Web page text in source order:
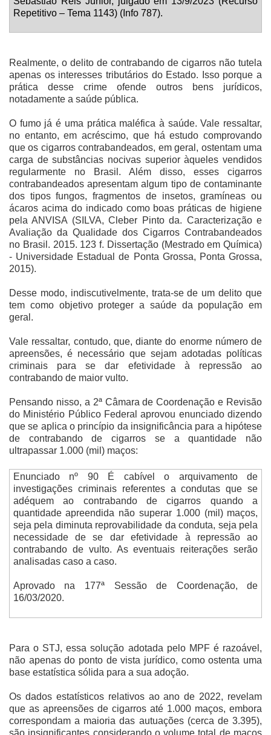
Repetitivo – Tema 1143) (Info 787).
Realmente, o delito de contrabando de cigarros não tutela
apenas os interesses tributários do Estado. Isso porque a
prática desse crime ofende outros bens jurídicos,
notadamente a saúde pública.
O fumo já é uma prática maléfica à saúde. Vale ressaltar,
no entanto, em acréscimo, que há estudo comprovando
que os cigarros contrabandeados, em geral, ostentam uma
carga de substâncias nocivas superior àqueles vendidos
regularmente no Brasil. Além disso, esses cigarros
contrabandeados apresentam algum tipo de contaminante
dos tipos fungos, fragmentos de insetos, gramíneas ou
ácaros acima do indicado como boas práticas de higiene
pela ANVISA (SILVA, Cleber Pinto da. Caracterização e
Avaliação da Qualidade dos Cigarros Contrabandeados
no Brasil. 2015. 123 f. Dissertação (Mestrado em Química)
- Universidade Estadual de Ponta Grossa, Ponta Grossa,
2015).
Desse modo, indiscutivelmente, trata-se de um delito que
tem como objetivo proteger a saúde da população em
geral.
Vale ressaltar, contudo, que, diante do enorme número de
apreensões, é necessário que sejam adotadas políticas
criminais para se dar efetividade à repressão ao
contrabando de maior vulto.
Pensando nisso, a 2ª Câmara de Coordenação e Revisão
do Ministério Público Federal aprovou enunciado dizendo
que se aplica o princípio da insignificância para a hipótese
de contrabando de cigarros se a quantidade não
ultrapassar 1.000 (mil) maços:
Enunciado nº 90 É cabível o arquivamento de
investigações criminais referentes a condutas que se
adéquem ao contrabando de cigarros quando a
quantidade apreendida não superar 1.000 (mil) maços,
seja pela diminuta reprovabilidade da conduta, seja pela
necessidade de se dar efetividade à repressão ao
contrabando de vulto. As eventuais reiterações serão
analisadas caso a caso.
Aprovado na 177ª Sessão de Coordenação, de
16/03/2020.
Para o STJ, essa solução adotada pelo MPF é razoável,
não apenas do ponto de vista jurídico, como ostenta uma
base estatística sólida para a sua adoção.
Os dados estatísticos relativos ao ano de 2022, revelam
que as apreensões de cigarros até 1.000 maços, embora
correspondam a maioria das autuações (cerca de 3.395),
são insignificantes considerando o volume total de maços